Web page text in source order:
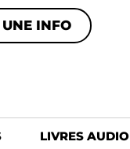
INFO
LIVRES AUDIO